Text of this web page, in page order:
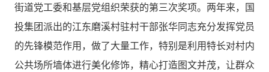
街道党工委和基层党组织荣获的第三次奖项。两年来，国
投集团派出的江东磨溪村驻村干部张华同志充分发挥党员
的先锋模范作用，做了大量工作，特别是利用特长对村内
公共场所墙体进行美化修饰，精心打造图文并茂，让群众